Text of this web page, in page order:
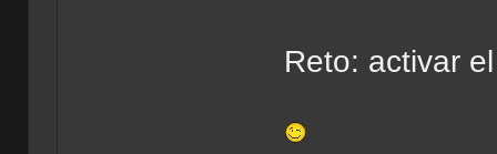
Reto: activar